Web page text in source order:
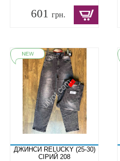
601 грн.
ДЖИНСИ RELUCKY (25-30)
СІРИЙ 208